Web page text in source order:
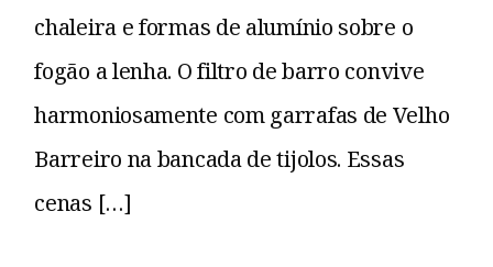
chaleira e formas de alumínio sobre o
fogão a lenha. O filtro de barro convive
harmoniosamente com garrafas de Velho
Barreiro na bancada de tijolos. Essas
cenas […]